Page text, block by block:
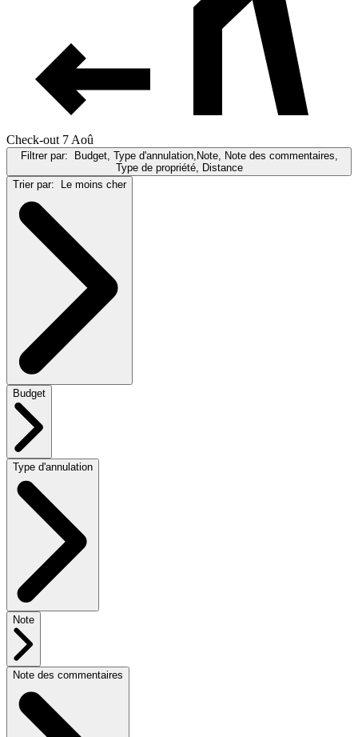
Check-out 7 Aoû
Filtrer par:
Budget, Type d'annulation,Note, Note des commentaires,
Type de propriété, Distance
Trier par:
Le moins cher
Budget
Type d'annulation
Note
Note des commentaires